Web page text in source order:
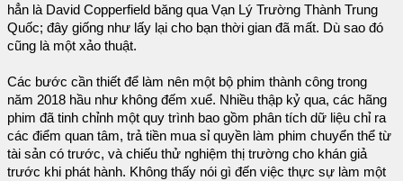
hẳn là David Copperfield băng qua Vạn Lý Trường Thành Trung
Quốc; đây giống như lấy lại cho bạn thời gian đã mất. Dù sao đó
cũng là một xảo thuật.
Các bước cần thiết để làm nên một bộ phim thành công trong
năm 2018 hầu như không đếm xuể. Nhiều thập kỷ qua, các hãng
phim đã tinh chỉnh một quy trình bao gồm phân tích dữ liệu chỉ ra
các điểm quan tâm, trả tiền mua sỉ quyền làm phim chuyển thể từ
tài sản có trước, và chiếu thử nghiệm thị trường cho khán giả
trước khi phát hành. Không thấy nói gì đến việc thực sự làm một